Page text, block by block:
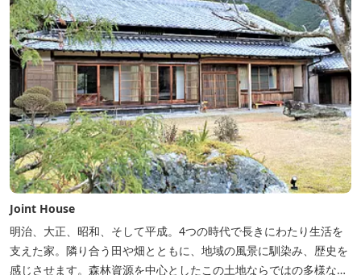
Joint House
明治、大正、昭和、そして平成。4つの時代で長きにわたり生活を
支えた家。隣り合う田や畑とともに、地域の風景に馴染み、歴史を
感じさせます。森林資源を中心としたこの土地ならではの多様な自